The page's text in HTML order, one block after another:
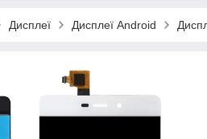
Дисплеї Дисплеї Android